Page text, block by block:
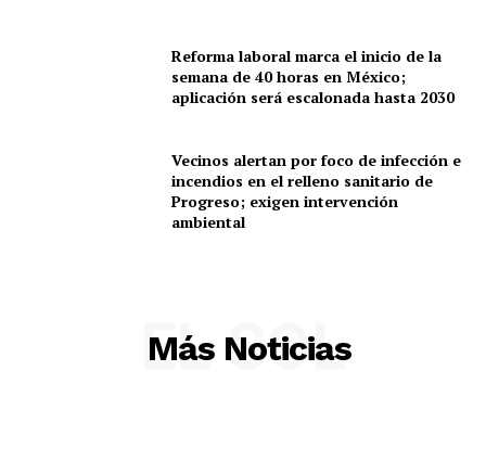
Reforma laboral marca el inicio de la
semana de 40 horas en México;
aplicación será escalonada hasta 2030
Vecinos alertan por foco de infección e
incendios en el relleno sanitario de
Progreso; exigen intervención
ambiental
Más Noticias
EL SOL